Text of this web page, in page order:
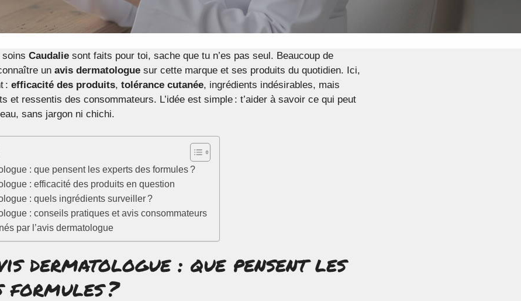
Caudalie sont faits pour toi, sache que tu n’es pas seul. Beaucoup de
un avis dermatologue sur cette marque et ses produits du quotidien. Ici,
: efficacité des produits, tolérance cutanée, ingrédients indésirables, mais
et ressentis des consommateurs. L’idée est simple : t’aider à savoir ce qui peut
sans jargon ni chichi.
: que pensent les experts des formules ?
: efficacité des produits en question
: quels ingrédients surveiller ?
: conseils pratiques et avis consommateurs
par l’avis dermatologue
dermatologue : que pensent les
formules ?